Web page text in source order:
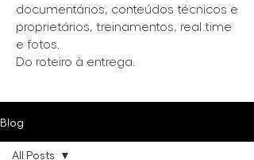
documentários, conteúdos técnicos e
proprietários, treinamentos, real time
e fotos.
Do roteiro à entrega.​​
Blog
All Posts